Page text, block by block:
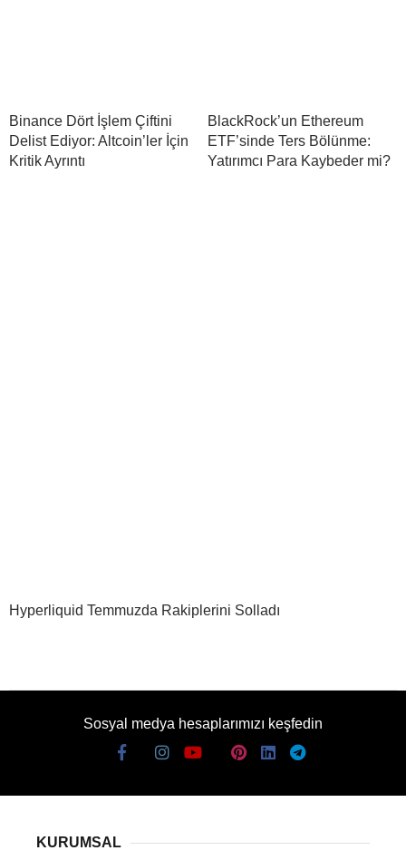
Binance Dört İşlem Çiftini
Delist Ediyor: Altcoin’ler İçin
Kritik Ayrıntı
BlackRock’un Ethereum
ETF’sinde Ters Bölünme:
Yatırımcı Para Kaybeder mi?
Hyperliquid Temmuzda Rakiplerini Solladı
Sosyal medya hesaplarımızı keşfedin
KURUMSAL